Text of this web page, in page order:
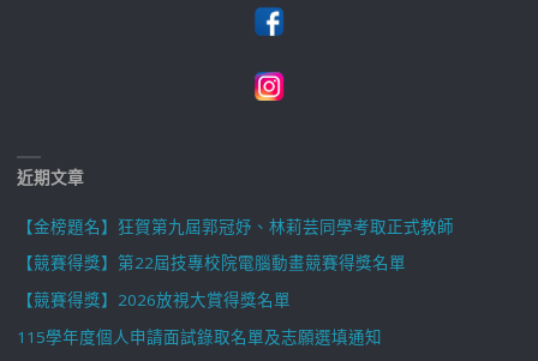
近期文章
【金榜題名】狂賀第九屆郭冠妤、林莉芸同學考取正式教師
【競賽得獎】第22屆技專校院電腦動畫競賽得獎名單
【競賽得獎】2026放視大賞得獎名單
115學年度個人申請面試錄取名單及志願選填通知